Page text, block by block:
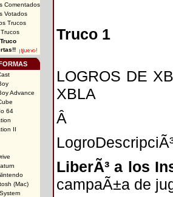
Comentados
Votados
Trucos
Advance
64
II
(Mac)
Truco 1
LOGROS DE
XBLA
Â
LiberÃ³ a los
campaÃ±a de